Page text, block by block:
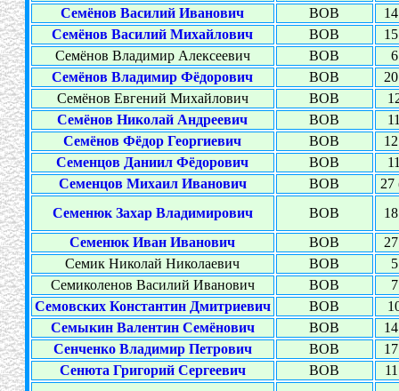
Семёнов Василий Иванович
ВОВ
Семёнов Василий Михайлович
ВОВ
Семёнов Владимир Алексеевич
ВОВ
Семёнов Владимир Фёдорович
ВОВ
Семёнов Евгений Михайлович
ВОВ
Семёнов Николай Андреевич
ВОВ
Семёнов Фёдор Георгиевич
ВОВ
Семенцов Даниил Фёдорович
ВОВ
Семенцов Михаил Иванович
ВОВ
27
Семенюк Захар Владимирович
ВОВ
Семенюк Иван Иванович
ВОВ
Семик Николай Николаевич
ВОВ
Семиколенов Василий Иванович
ВОВ
Семовских Константин Дмитриевич
ВОВ
Семыкин Валентин Семёнович
ВОВ
Сенченко Владимир Петрович
ВОВ
Сенюта Григорий Сергеевич
ВОВ